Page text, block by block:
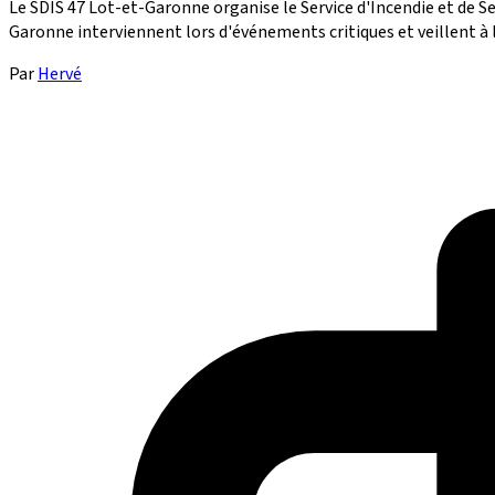
Le SDIS 47 Lot-et-Garonne organise le Service d'Incendie et
Garonne interviennent lors d'événements critiques et veillent à
ParHervé